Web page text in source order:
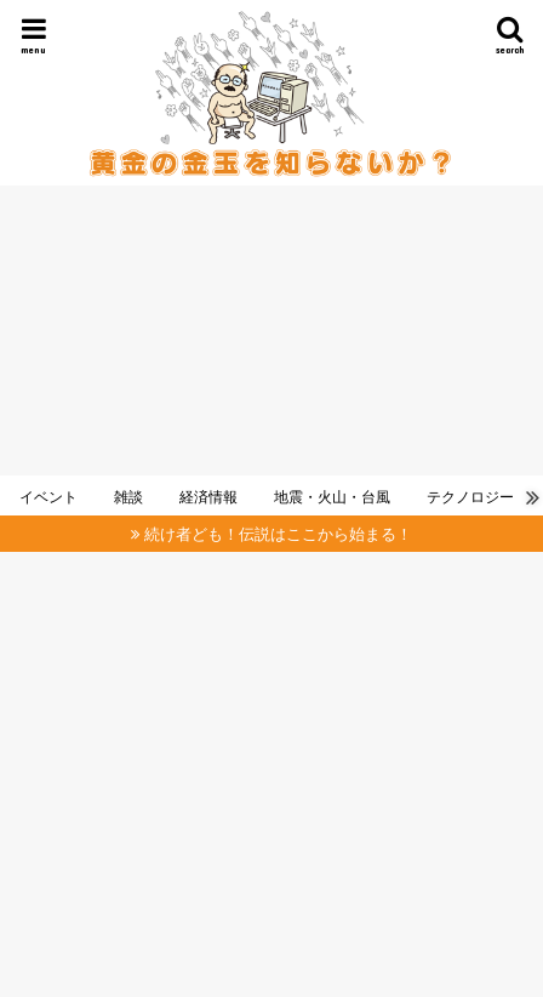
search
menu
イベント 雑談 経済情報 地震・火山・台風 テクノロジー
続け者ども！伝説はここから始まる！